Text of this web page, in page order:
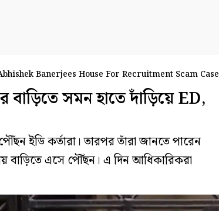
Banerjees House For Recruitment Scam Case
সমন হাতে দাঁড়িয়ে ED,
ইডি কর্তারা। তারপর তাঁরা জানতে পারেন
বাড়িতে এসে পৌঁছন। এ দিন আধিকারিকরা